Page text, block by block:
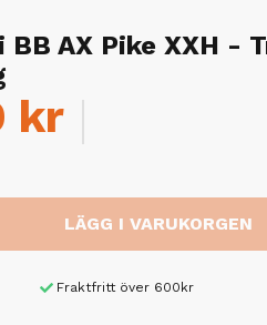
BB AX Pike XXH -
kr
LÄGG I VARUKORGEN
Fraktfritt över 600kr